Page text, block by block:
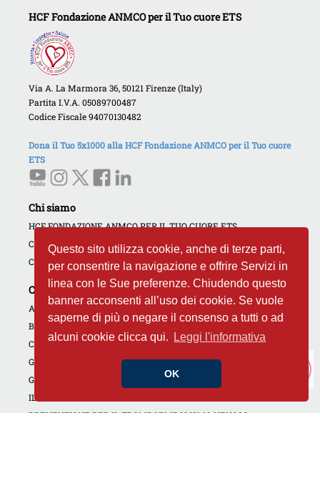
Questo sito utilizza cookie, anche di terze parti,
per consentire la navigazione e offrire Servizi in
linea con le Sue preferenze. Chiudendo questo
banner acconsenti all’uso dei cookie. Se vuole
saperne di più o negare il consenso a tutti o ad
alcuni cookie clicca qui.
Leggi l'informativa
OK
HCF Fondazione ANMCO per il Tuo cuore ETS
Via A. La Marmora 36, 50121 Firenze (Italy)
Partita I.V.A. 05089700487
Codice Fiscale 94070130482
Dona il Tuo 5x1000 alla HCF Fondazione ANMCO per il Tuo cuore
ETS
Chi siamo
HCF FONDAZIONE ANMCO PER IL TUO CUORE ETS
COME AIUTARCI
CONTATTI
Campagne e iniziative
AMBASCIATORI DEL CUORE
BANCA DEL CUORE
CARDIOLOGIE APERTE
GIORNATE DEDICATE
GOLF4HEART
IL CUORE DI TUTTI
PREVENZIONE PER IL TROMBOEMBOLISMO VENOSO